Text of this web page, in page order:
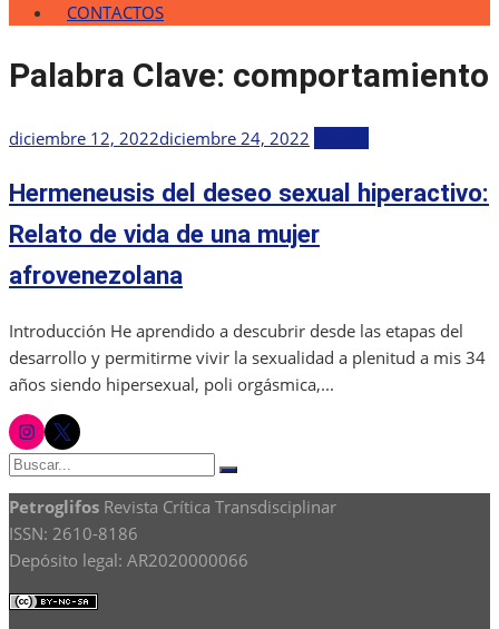
CONTACTOS
Palabra Clave: comportamiento
Publicada
diciembre 12, 2022diciembre 24, 2022
Hermeneusis del deseo sexual hiperactivo:
Relato de vida de una mujer
afrovenezolana
Introducción He aprendido a descubrir desde las etapas del
desarrollo y permitirme vivir la sexualidad a plenitud a mis 34
años siendo hipersexual, poli orgásmica,...
instagram
twitter
Buscar:
Buscar
Petroglifos Revista Crítica Transdisciplinar
ISSN: 2610-8186
Depósito legal: AR2020000066